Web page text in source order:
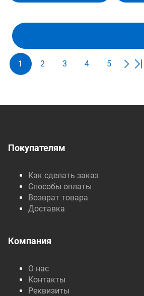
1 2 3 4 5
Покупателям
Как сделать заказ
Способы оплаты
Возврат товара
Доставка
Компания
О нас
Контакты
Реквизиты